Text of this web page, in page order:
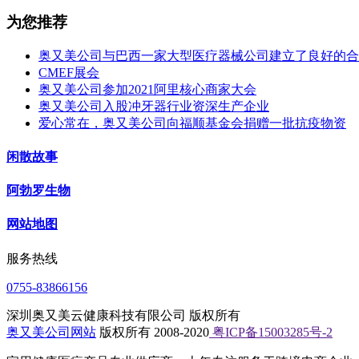
为您推荐
奥又美公司与巴西一家大型医疗器械公司建立了良好的
CMEF展会
奥又美公司参加2021阿里核心商家大会
奥又美公司入股冲牙器行业资深生产企业
爱心常在，奥又美公司向福顺基金会捐赠一批抗疫物资
闲散故事
阿勃罗生物
网站地图
服务热线
0755-83866156
深圳奥又美云健康科技有限公司 版权所有
奥又美公司网站 版权所有 2008-2020 粤ICP备15003285号-2